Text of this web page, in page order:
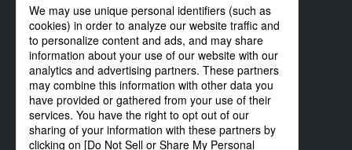
ソリトンの強み
製品・サービス
導入事例
サポート
企業情報
IR情報